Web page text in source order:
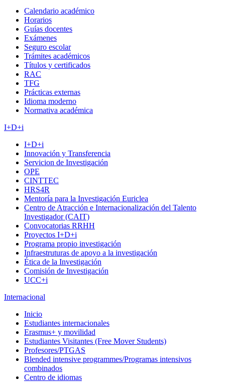
Calendario académico
Horarios
Guías docentes
Exámenes
Seguro escolar
Trámites académicos
Títulos y certificados
RAC
TFG
Prácticas externas
Idioma moderno
Normativa académica
I+D+i
I+D+i
Innovación y Transferencia
Servicion de Investigación
OPE
CINTTEC
HRS4R
Mentoría para la Investigación Euriclea
Centro de Atracción e Internacionalización del Talento
Investigador (CAIT)
Convocatorias RRHH
Proyectos I+D+i
Programa propio investigación
Infraestruturas de apoyo a la investigación
Ética de la Investigación
Comisión de Investigación
UCC+i
Internacional
Inicio
Estudiantes internacionales
Erasmus+ y movilidad
Estudiantes Visitantes (Free Mover Students)
Profesores/PTGAS
Blended intensive programmes/Programas intensivos
combinados
Centro de idiomas